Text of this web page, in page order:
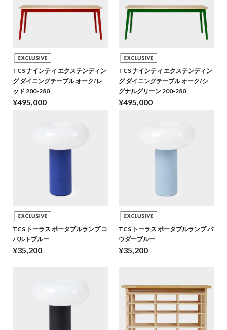
TCS ナインティ エクステンディン
グ ダイニングテーブル オーク/レ
ッド 200-280
¥495,000
TCS ナインティ エクステンディン
グ ダイニングテーブル オーク/シ
グナルグリーン 200-280
¥495,000
TCS トーラス ポータブルランプ コ
バルトブルー
¥35,200
TCS トーラス ポータブルランプ パ
ウダーブルー
¥35,200